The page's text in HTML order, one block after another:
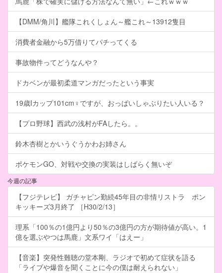
【DMM/角川】艦隊これくしょん～艦これ～13912隻目
消費者金融から5万借りてパチってくる
事故物件ってどうなんや？
ドカベンが最初柔道マンガだったという事実
19歳Iカップ101cm♀ですが、おっぱいしゃぶりたい人いる？
【プロ野球】西武の浅村がFAしたら。。
鈴木杏樹とかいうぐうかわお姉さん
ポケモンGO、対戦や交換の実装はしばらく無いぞ
今週の記事
【フジテレビ】 ガチャピン勤続45年目の非情リストラ ポン
キッキーズ3月終了 ［H30/2/13］
理系「100％の1億円より50％の3億円の方が期待値が高い。1
億を選ぶやつは馬鹿」文系ワイ「はえー」
【音楽】突発性難聴の堂本剛、ラジオで初めて症状を語る
「ライブや爆音を聞くことに今の僕は耐えられない」